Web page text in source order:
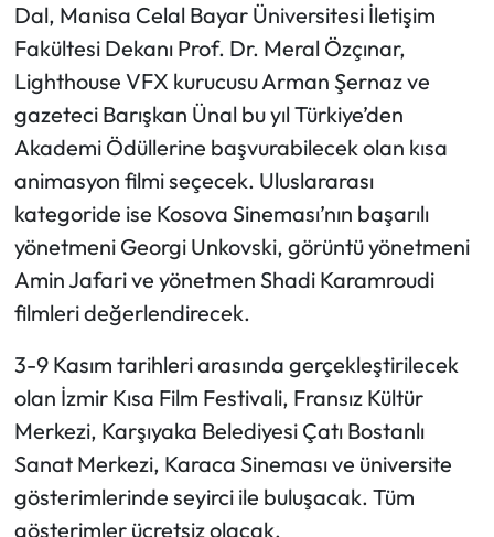
Dal, Manisa Celal Bayar Üniversitesi İletişim
Fakültesi Dekanı Prof. Dr. Meral Özçınar,
Lighthouse VFX kurucusu Arman Şernaz ve
gazeteci Barışkan Ünal bu yıl Türkiye’den
Akademi Ödüllerine başvurabilecek olan kısa
animasyon filmi seçecek. Uluslararası
kategoride ise Kosova Sineması’nın başarılı
yönetmeni Georgi Unkovski, görüntü yönetmeni
Amin Jafari ve yönetmen Shadi Karamroudi
filmleri değerlendirecek.
3-9 Kasım tarihleri arasında gerçekleştirilecek
olan İzmir Kısa Film Festivali, Fransız Kültür
Merkezi, Karşıyaka Belediyesi Çatı Bostanlı
Sanat Merkezi, Karaca Sineması ve üniversite
gösterimlerinde seyirci ile buluşacak. Tüm
gösterimler ücretsiz olacak.